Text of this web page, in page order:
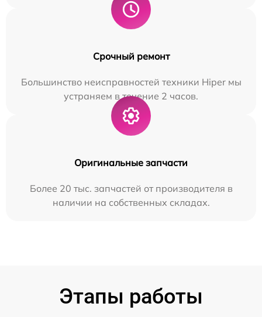
Срочный ремонт
Большинство неисправностей техники Hiper мы
устраняем в течение 2 часов.
Оригинальные запчасти
Более 20 тыс. запчастей от производителя в
наличии на собственных складах.
Этапы работы